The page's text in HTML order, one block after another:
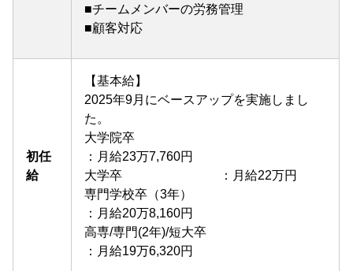
■チームメンバーの労務管理
■顧客対応
初任
給
【基本給】
2025年9月にベースアップを実施しまし
た。
大学院卒
：月給23万7,760円
大学卒
：月給22万円
専門学校卒（3年）
：月給20万8,160円
高専/専門(2年)/短大卒
：月給19万6,320円